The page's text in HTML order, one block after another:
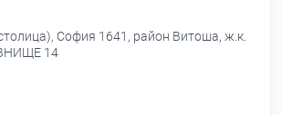
София 1641, район Витоша, ж.к.
14